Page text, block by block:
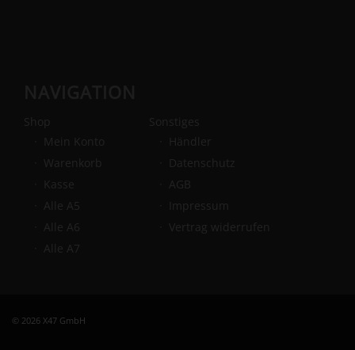
Shop
Mein Konto
Warenkorb
Kasse
Alle A5
Alle A6
Alle A7
Sonstiges
Händler
Datenschutz
AGB
Impressum
Vertrag widerrufen
© 2026 X47 GmbH